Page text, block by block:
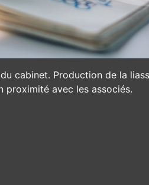
cabinet. Production de la
proximité avec les associés.